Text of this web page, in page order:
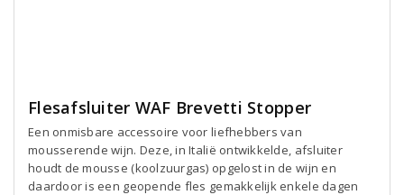
Flesafsluiter WAF Brevetti Stopper
Een onmisbare accessoire voor liefhebbers van
mousserende wijn. Deze, in Italië ontwikkelde, afsluiter
houdt de mousse (koolzuurgas) opgelost in de wijn en
daardoor is een geopende fles gemakkelijk enkele dagen